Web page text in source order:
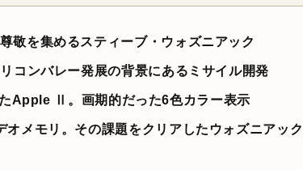
敬を集めるスティーブ・ウォズニアック
コンバレー発展の背景にあるミサイル開発
Apple Ⅱ。画期的だった6色カラー表示
メモリ。その課題をクリアしたウォズニアック